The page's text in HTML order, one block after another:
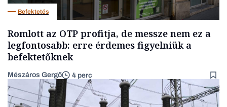
Befektetés
Romlott az OTP profitja, de messze nem ez a
legfontosabb: erre érdemes figyelniük a
befektetőknek
Mészáros Gergő 4 perc